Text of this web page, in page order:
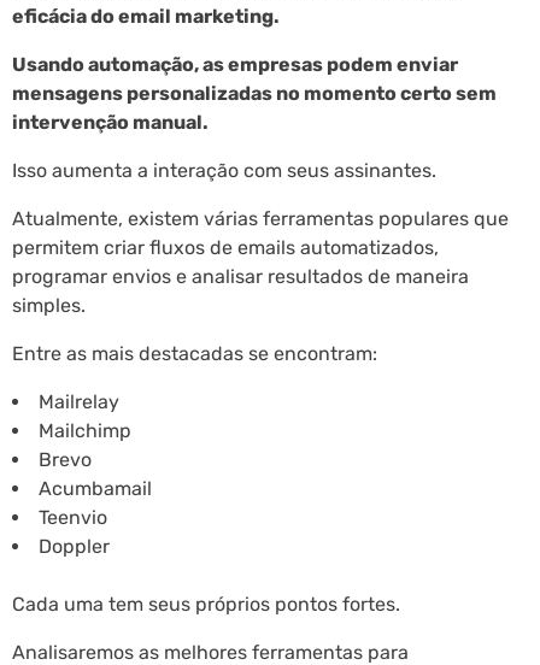
eficácia do email marketing.
Usando automação, as empresas podem enviar
mensagens personalizadas no momento certo sem
intervenção manual.
Isso aumenta a interação com seus assinantes.
Atualmente, existem várias ferramentas populares que
permitem criar fluxos de emails automatizados,
programar envios e analisar resultados de maneira
simples.
Entre as mais destacadas se encontram:
Mailrelay
Mailchimp
Brevo
Acumbamail
Teenvio
Doppler
Cada uma tem seus próprios pontos fortes.
Analisaremos as melhores ferramentas para